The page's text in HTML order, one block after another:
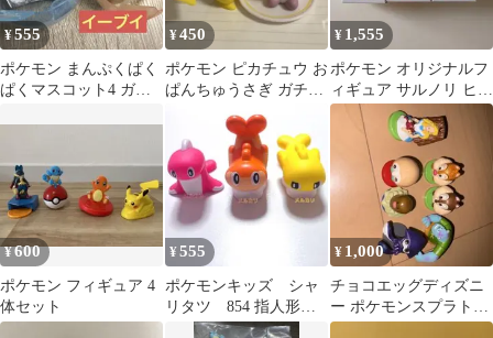
¥555
ポケモン まんぷくぱく
ぱくマスコット4 ガチ
¥450
ポケモン ピカチュウ お
ぱんちゅうさぎ ガチャ
ガチャ フィギュア
¥ 1,555
ポケモン オリジナルフ
ィギュア サルノリ ヒバ
ニー メッソン 3種セッ
¥600
ポケモン フィギュア 4
体セット
¥555
ポケモンキッズ シャ
リタツ 854 指人形
フィギュア ソフビ
¥ 1,000
チョコエッグディズニ
ー ポケモンスプラトゥ
ーン ミニフィギュア セ